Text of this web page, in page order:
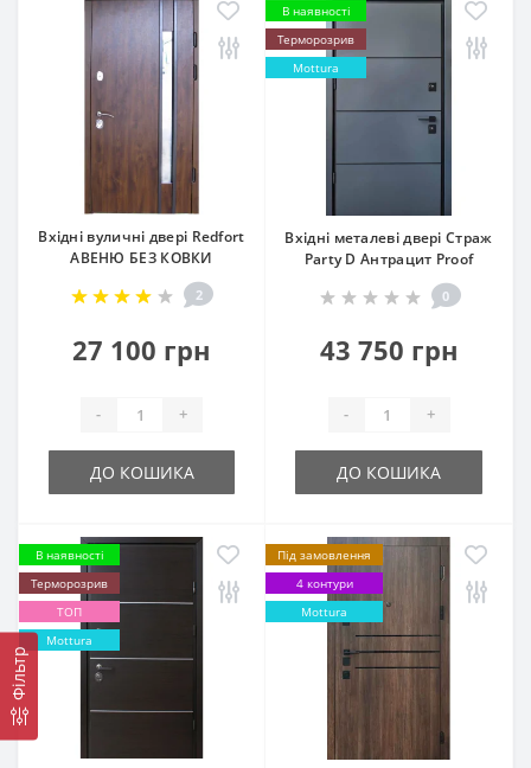
Фільтр
Вхідні вуличні двері Redfort
АВЕНЮ БЕЗ КОВКИ
2
27 100 грн
- +
ДО КОШИКА
В наявності
Терморозрив
Mottura
Вхідні металеві двері Страж
Party D Антрацит Proof
0
43 750 грн
- +
ДО КОШИКА
В наявності
Терморозрив
ТОП
Mottura
Під замовлення
4 контури
Mottura